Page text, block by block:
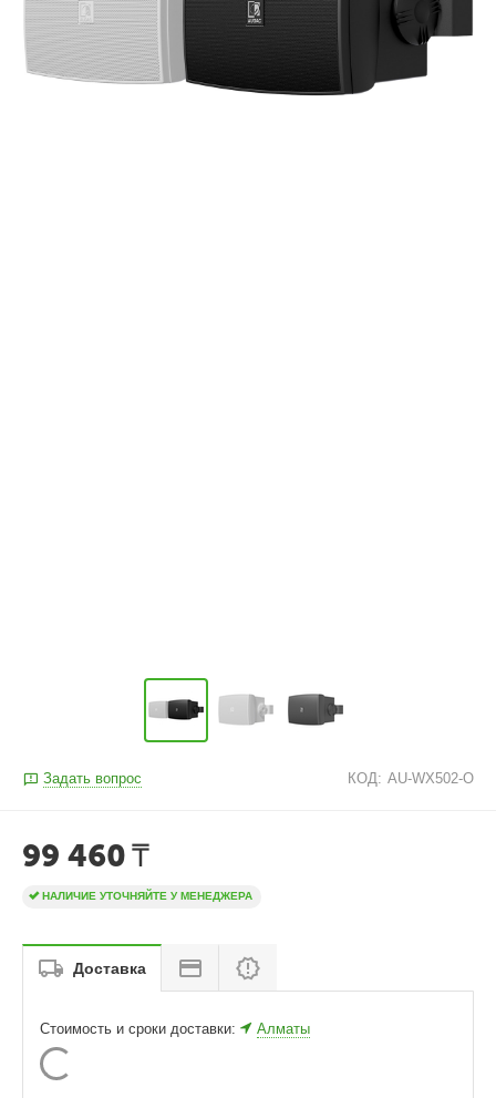
Задать вопрос КОД: AU-WX502-O
99 460₸
НАЛИЧИЕ УТОЧНЯЙТЕ У МЕНЕДЖЕРА
Доставка
Стоимость и сроки доставки: Алматы